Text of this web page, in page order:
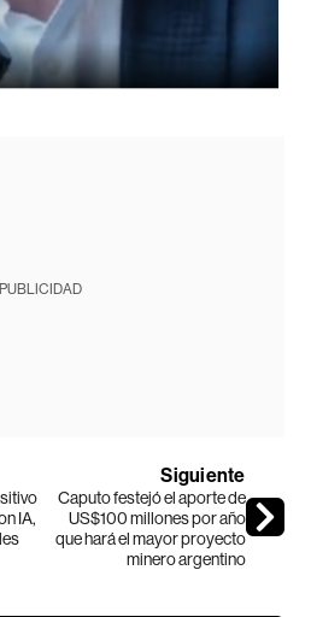
PUBLICIDAD
IA,
Siguiente
Caputo festejó el aporte de
US$100 millones por año
que hará el mayor proyecto
minero argentino